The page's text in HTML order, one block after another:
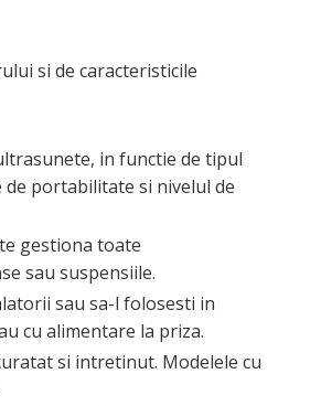
si de caracteristicile
in functie de tipul
portabilitate si nivelul de
gestiona toate
sau suspensiile.
sau sa-l folosesti in
cu alimentare la priza.
si intretinut. Modelele cu